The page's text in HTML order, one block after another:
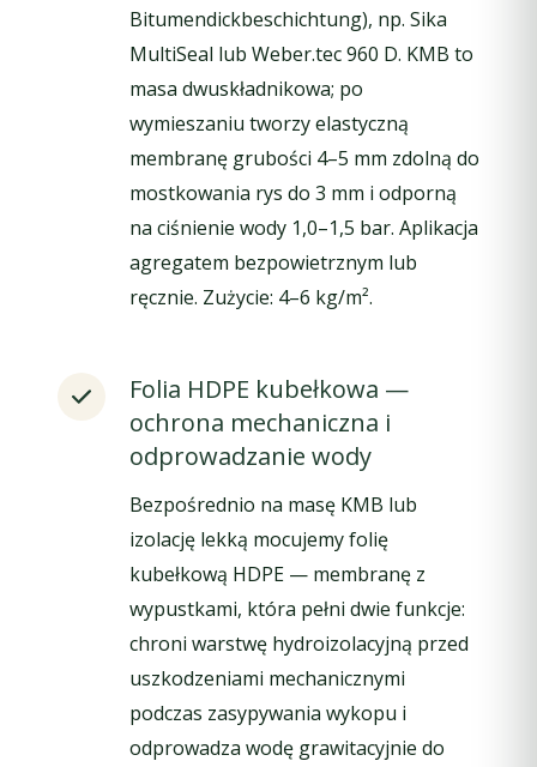
Bitumendickbeschichtung), np. Sika
MultiSeal lub Weber.tec 960 D. KMB to
masa dwuskładnikowa; po
wymieszaniu tworzy elastyczną
membranę grubości 4–5 mm zdolną do
mostkowania rys do 3 mm i odporną
na ciśnienie wody 1,0–1,5 bar. Aplikacja
agregatem bezpowietrznym lub
ręcznie. Zużycie: 4–6 kg/m².
Folia HDPE kubełkowa —
ochrona mechaniczna i
odprowadzanie wody
Bezpośrednio na masę KMB lub
izolację lekką mocujemy folię
kubełkową HDPE — membranę z
wypustkami, która pełni dwie funkcje:
chroni warstwę hydroizolacyjną przed
uszkodzeniami mechanicznymi
podczas zasypywania wykopu i
odprowadza wodę grawitacyjnie do